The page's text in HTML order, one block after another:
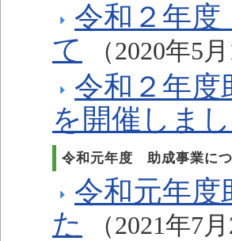
令和２年度
て
（2020年5
令和２年度
を開催しま
令和元年度 助成事業に
令和元年
た
（2021年7